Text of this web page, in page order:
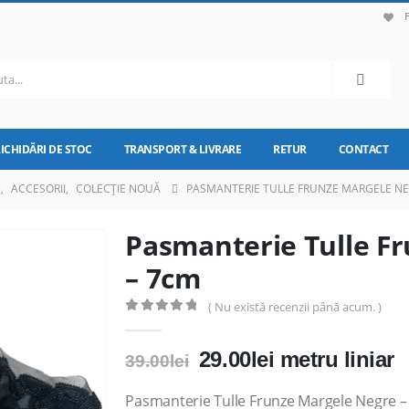
DE STOC TRANSPORT & LIVRARE RETUR CONTACT
, ACCESORII, COLECȚIE NOUĂ PASMANTERIE TULLE FRUNZE MARGELE
Pasmanterie Tulle
– 7cm
( Nu există recenzii până acum. )
39.00lei Prețul
a
29.00lei Prețul
este:
metru liniar
Pasmanterie Tulle Frunze Margele Negre